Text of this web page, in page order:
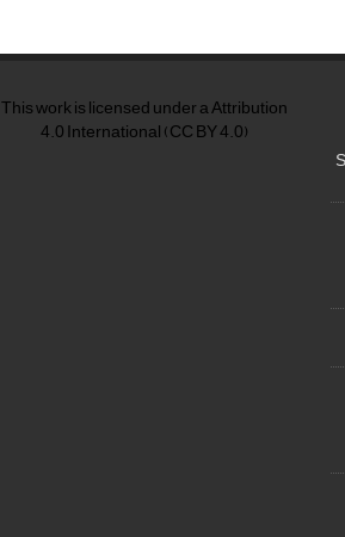
This work is licensed under aAttribution
4.0 International(CC BY 4.0)